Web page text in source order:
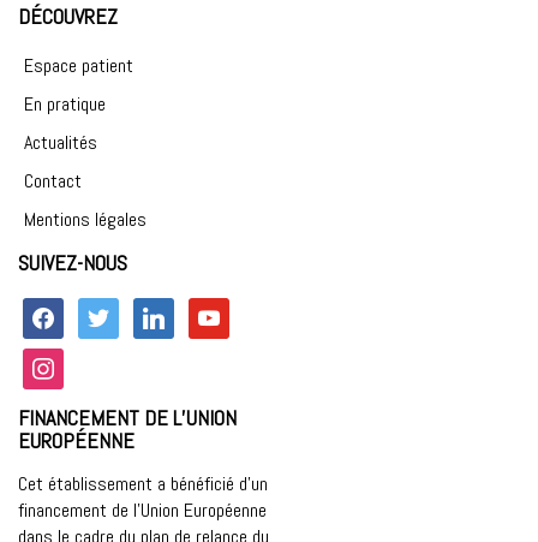
DÉCOUVREZ
Espace patient
En pratique
Actualités
Contact
Mentions légales
SUIVEZ-NOUS
facebooktwitter linkedin youtube
instagram
FINANCEMENT DE L’UNION
EUROPÉENNE
Cet établissement a bénéficié d’un
financement de l’Union Européenne
dans le cadre du plan de relance du